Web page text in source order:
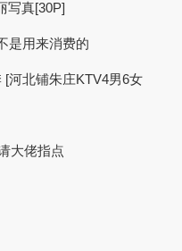
写真[30P]
是用来消费的
[河北铺朱庄KTV4男6女
大佬指点